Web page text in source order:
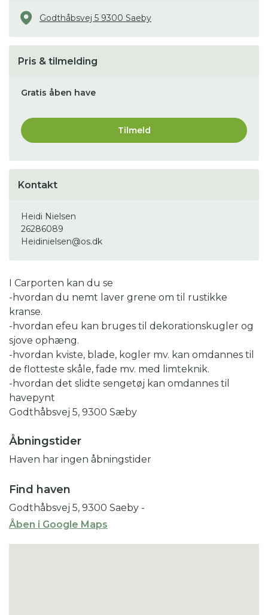
I Carporten kan du se
-hvordan du nemt laver grene om til rustikke
kranse.
-hvordan efeu kan bruges til dekorationskugler og
sjove ophæng.
-hvordan kviste, blade, kogler mv. kan omdannes til
de flotteste skåle, fade mv. med limteknik.
-hvordan det slidte sengetøj kan omdannes til
havepynt
Godthåbsvej 5, 9300 Sæby
Åbningstider
Haven har ingen åbningstider
Find haven
Godthåbsvej 5, 9300 Saeby -
Åben i Google Maps
Godthåbsvej 5 9300 Saeby
Pris & tilmelding
Gratis åben have
Tilmeld
Kontakt
Heidi Nielsen
26286089
Heidinielsen@os.dk